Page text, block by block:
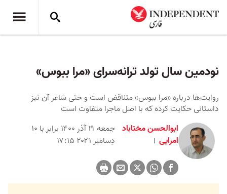
نودمین سال تولد ترانه‌سرای «مرا ببوس»
روایت‌ها درباره «مرا ببوس» متناقض است و حتی شاعر آن نیز
داستانی حکایت کرده که با اصل ماجرا متفاوت است
ابوالحسن مختاباد
امرایی
جمعه ۱۹ آذر ۱۴۰۰ برابر با ۱۰
دِسامبر ۲۰۲۱ ۱۷:۱۵